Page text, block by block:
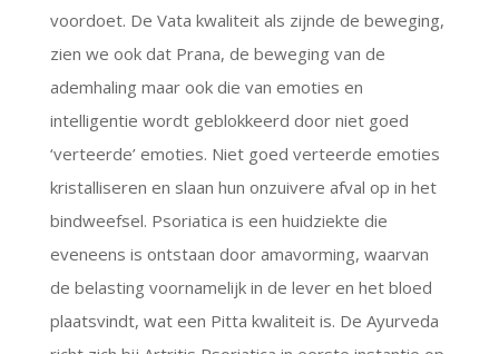
voordoet. De Vata kwaliteit als zijnde de beweging,
zien we ook dat Prana, de beweging van de
ademhaling maar ook die van emoties en
intelligentie wordt geblokkeerd door niet goed
‘verteerde’ emoties. Niet goed verteerde emoties
kristalliseren en slaan hun onzuivere afval op in het
bindweefsel. Psoriatica is een huidziekte die
eveneens is ontstaan door amavorming, waarvan
de belasting voornamelijk in de lever en het bloed
plaatsvindt, wat een Pitta kwaliteit is. De Ayurveda